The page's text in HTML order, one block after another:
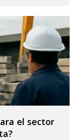
el sector